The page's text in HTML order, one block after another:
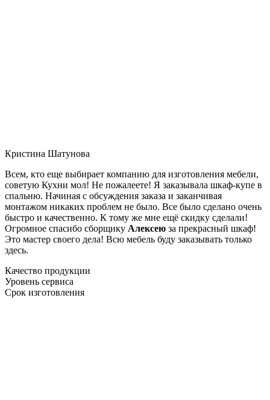
Кристина Шатунова
Всем, кто еще выбирает компанию для изготовления мебели,
советую Кухни мол! Не пожалеете! Я заказывала шкаф-купе в
спальню. Начиная с обсуждения заказа и заканчивая
монтажом никаких проблем не было. Все было сделано очень
быстро и качественно. К тому же мне ещё скидку сделали!
Огромное спасибо сборщику Алексею за прекрасный шкаф!
Это мастер своего дела! Всю мебель буду заказывать только
здесь.
Качество продукции
Уровень сервиса
Срок изготовления